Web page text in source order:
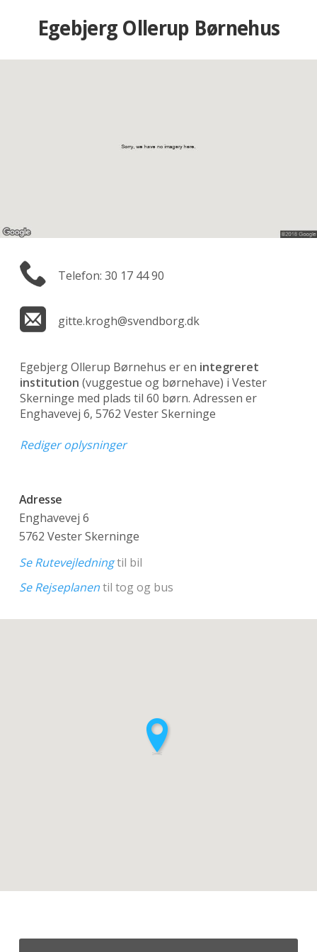
Egebjerg Ollerup Børnehus
Telefon: 30 17 44 90
gitte.krogh@svendborg.dk
Egebjerg Ollerup Børnehus er en integreret
institution (vuggestue og børnehave) i Vester
Skerninge med plads til 60 børn. Adressen er
Enghavevej 6, 5762 Vester Skerninge
Rediger oplysninger
Adresse
Enghavevej 6
5762 Vester Skerninge
Se Rutevejledningtil bil
Se Rejseplanentil tog og bus